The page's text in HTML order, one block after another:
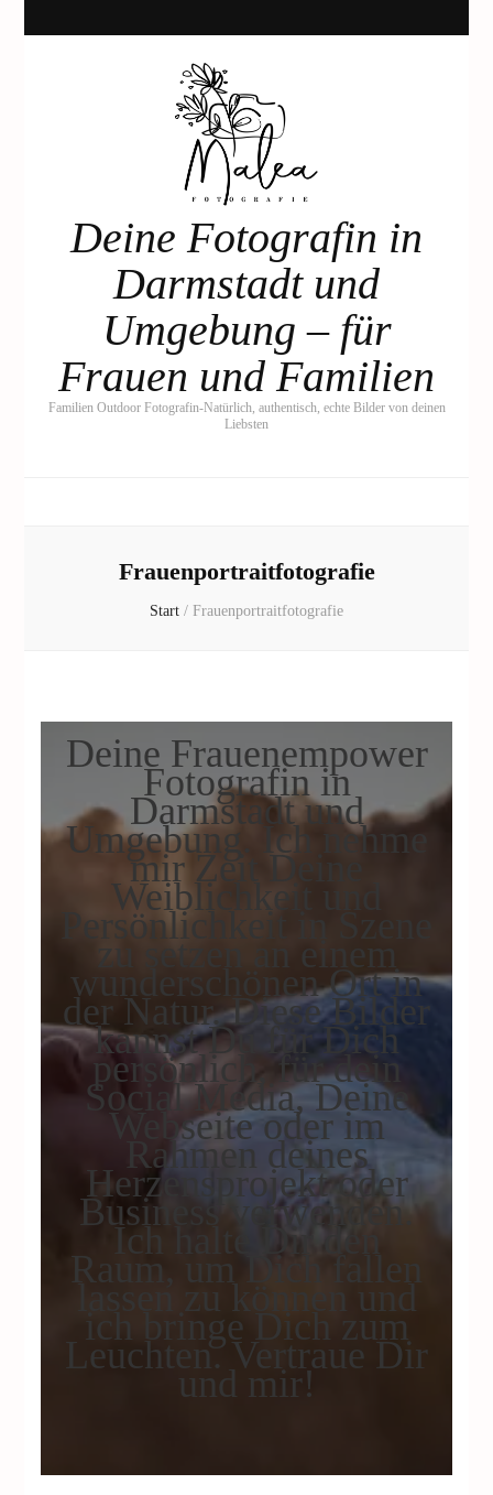
Deine Fotografin in
Darmstadt und
Umgebung – für
Frauen und Familien
Familien Outdoor Fotografin-Natürlich, authentisch, echte Bilder von deinen
Liebsten
Frauenportraitfotografie
Start / Frauenportraitfotografie
Deine Frauenempower
Fotografin in
Darmstadt und
Umgebung. Ich nehme
mir Zeit Deine
Weiblichkeit und
Persönlichkeit in Szene
zu setzen an einem
wunderschönen Ort in
der Natur. Diese Bilder
kannst Du für Dich
persönlich, für dein
Social Media, Deine
Webseite oder im
Rahmen deines
Herzensprojekt oder
Business verwenden.
Ich halte Dir den
Raum, um Dich fallen
lassen zu können und
ich bringe Dich zum
Leuchten. Vertraue Dir
und mir!